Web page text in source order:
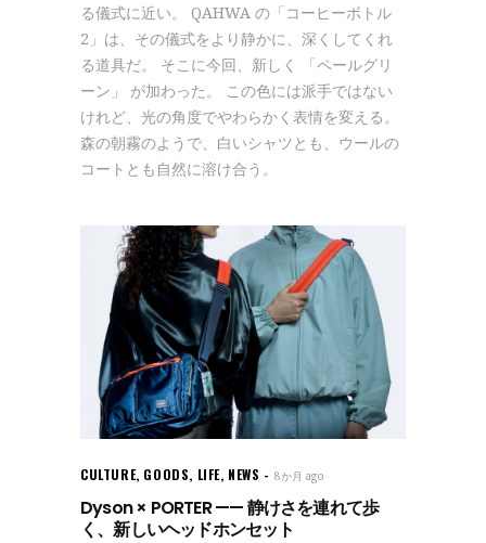
る儀式に近い。 QAHWA の「コーヒーボトル
2」は、その儀式をより静かに、深くしてくれ
る道具だ。 そこに今回、新しく 「ペールグリ
ーン」 が加わった。 この色には派手ではない
けれど、光の角度でやわらかく表情を変える。
森の朝霧のようで、白いシャツとも、ウールの
コートとも自然に溶け合う。
CULTURE, GOODS, LIFE, NEWS 8か月 ago
Dyson × PORTER —— 静けさを連れて歩
く、新しいヘッドホンセット